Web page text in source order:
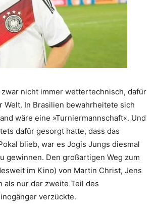
nicht immer wettertechnisch, dafür
In Brasilien bewahrheitete sich
wäre eine »Turniermannschaft«. Und
dafür gesorgt hatte, dass das
blieb, war es Jogis Jungs diesmal
gewinnen. Den großartigen Weg zum
im Kino) von Martin Christ, Jens
als nur der zweite Teil des
verzückte.